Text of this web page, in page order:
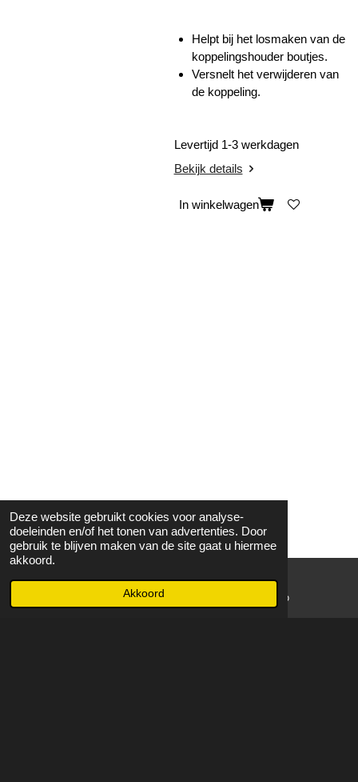
Deze website gebruikt cookies voor analyse-
doeleinden en/of het tonen van advertenties. Door
gebruik te blijven maken van de site gaat u hiermee
akkoord.
Akkoord
Helpt bij het losmaken van de
koppelingshouder boutjes.
Versnelt het verwijderen van
de koppeling.
Levertijd 1-3 werkdagen
Bekijk details
In winkelwagen
WhatsApp